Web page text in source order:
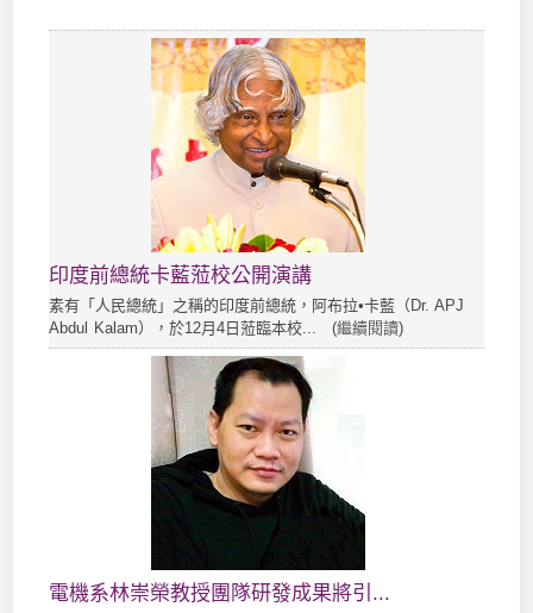
印度前總統卡藍蒞校公開演講
素有「人民總統」之稱的印度前總統，阿布拉•卡藍（Dr. APJ
Abdul Kalam），於12月4日蒞臨本校... (繼續閱讀)
電機系林崇榮教授團隊研發成果將引...